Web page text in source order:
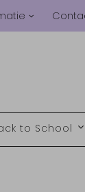
to School